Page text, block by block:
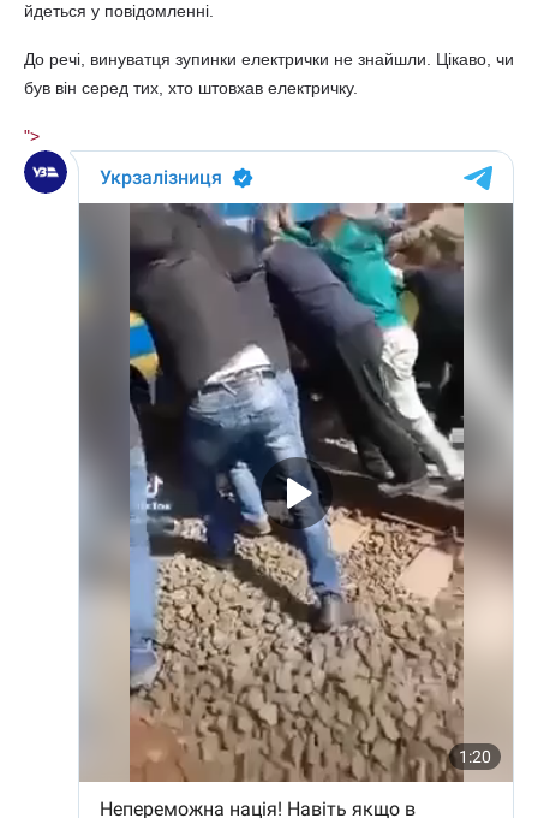
йдеться у повідомленні.
До речі, винуватця зупинки електрички не знайшли. Цікаво, чи
був він серед тих, хто штовхав електричку.
">